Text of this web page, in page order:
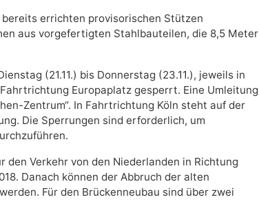
errichten provisorischen Stützen
aus vorgefertigten Stahlbauteilen, die 8,5 Meter
(21.11.) bis Donnerstag (23.11.), jeweils in
Europaplatz gesperrt. Eine Umleitung
Zentrum“. In Fahrtrichtung Köln steht auf der
Die Sperrungen sind erforderlich, um
den Verkehr von den Niederlanden in Richtung
Danach können der Abbruch der alten
Für den Brückenneubau sind über zwei